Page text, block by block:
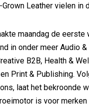
Grown Leather vielen in
maandag de eerste
in onder meer Audio &
B2B, Health &
Print & Publishing.
laat het bekroonde
is voor merken